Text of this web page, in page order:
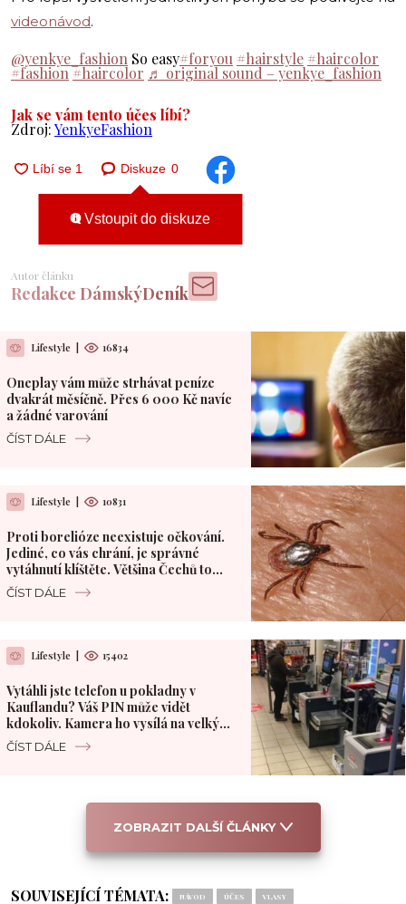
videonávod.
@yenkye_fashion So easy#foryou #hairstyle #haircolor
#fashion #haircolor ♬ original sound – yenkye_fashion
Jak se vám tento účes líbí?
Zdroj:YenkyeFashion
Diskuze 0
Vstoupit do diskuze
Autor článku
Redakce DámskýDeník
Lifestyle 16834
Oneplay vám může strhávat peníze
dvakrát měsíčně. Přes 6 000 Kč navíc
a žádné varování
ČÍST DÁLE
Lifestyle 10831
Proti borelióze neexistuje očkování.
Jediné, co vás chrání, je správné
vytáhnutí klíštěte. Většina Čechů to
dělá špatně
ČÍST DÁLE
Lifestyle 15402
Vytáhli jste telefon u pokladny v
Kauflandu? Váš PIN může vidět
kdokoliv. Kamera ho vysílá na velký
monitor
ČÍST DÁLE
ZOBRAZIT DALŠÍ ČLÁNKY
SOUVISEJÍCÍ TÉMATA: NÁVOD ÚČES VLASY